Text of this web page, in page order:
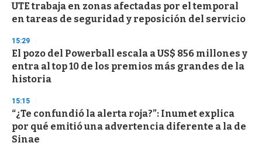
UTE trabaja en zonas afectadas por el temporal
en tareas de seguridad y reposición del servicio
15:29
El pozo del Powerball escala a US$ 856 millones y
entra al top 10 de los premios más grandes de la
historia
15:15
“¿Te confundió la alerta roja?”: Inumet explica
por qué emitió una advertencia diferente a la de
Sinae